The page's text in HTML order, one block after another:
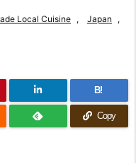
Local Cuisine , Japan ,
B!
Copy